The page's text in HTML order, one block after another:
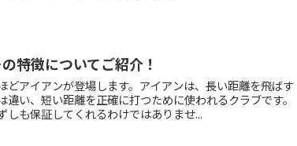
特徴についてご紹介！
どアイアンが登場します。アイアンは、長い距離を飛ばす
い、短い距離を正確に打つために使われるクラブです。
しも保証してくれるわけではありませ...